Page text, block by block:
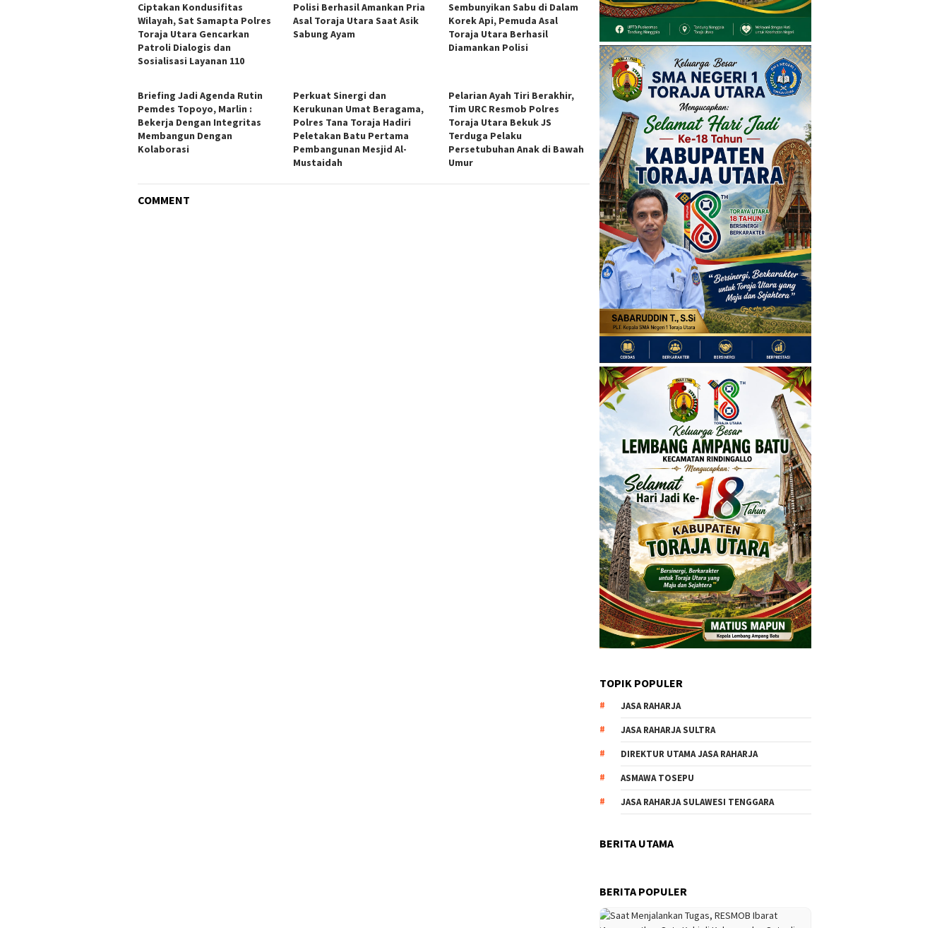
Ciptakan Kondusifitas
Wilayah, Sat Samapta Polres
Toraja Utara Gencarkan
Patroli Dialogis dan
Sosialisasi Layanan 110
Polisi Berhasil Amankan Pria
Asal Toraja Utara Saat Asik
Sabung Ayam
Sembunyikan Sabu di Dalam
Korek Api, Pemuda Asal
Toraja Utara Berhasil
Diamankan Polisi
Briefing Jadi Agenda Rutin
Pemdes Topoyo, Marlin :
Bekerja Dengan Integritas
Membangun Dengan
Kolaborasi
Perkuat Sinergi dan
Kerukunan Umat Beragama,
Polres Tana Toraja Hadiri
Peletakan Batu Pertama
Pembangunan Mesjid Al-
Mustaidah
Pelarian Ayah Tiri Berakhir,
Tim URC Resmob Polres
Toraja Utara Bekuk JS
Terduga Pelaku
Persetubuhan Anak di Bawah
Umur
COMMENT
TOPIK POPULER
JASA RAHARJA
JASA RAHARJA SULTRA
DIREKTUR UTAMA JASA RAHARJA
ASMAWA TOSEPU
JASA RAHARJA SULAWESI TENGGARA
BERITA UTAMA
BERITA POPULER